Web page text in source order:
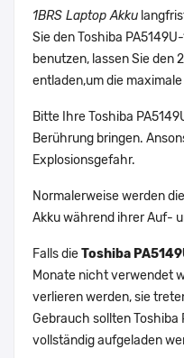
1BRS Laptop Akku
Sie den Toshiba
benutzen, lassen Sie den
entladen,um die
Bitte Ihre Toshiba
Berührung bringen.
Explosionsgefahr.
Normalerweise werden
Akku während ihrer Auf-
Falls dieToshiba
Monate nicht verwendet
verlieren werden, sie
Gebrauch sollten Toshiba
vollständig aufgeladen